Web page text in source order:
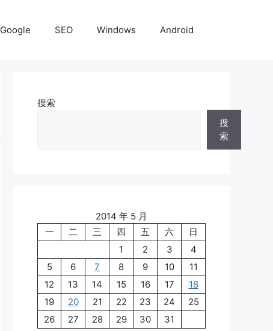
Google SEO Windows Android
搜索
搜
索
2014 年 5 月
一
二 三 四 五 六
日
1
2 3
4
5
6 7 8 9 10
11
12
13 14 15 16 17
18
19
20 21 22 23 24
25
26
27 28 29 30 31